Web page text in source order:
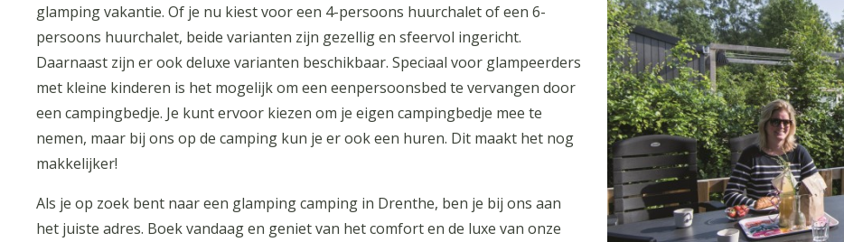
glamping vakantie. Of je nu kiest voor een 4-persoons huurchalet of een 6-
persoons huurchalet, beide varianten zijn gezellig en sfeervol ingericht.
Daarnaast zijn er ook deluxe varianten beschikbaar. Speciaal voor glampeerders
met kleine kinderen is het mogelijk om een eenpersoonsbed te vervangen door
een campingbedje. Je kunt ervoor kiezen om je eigen campingbedje mee te
nemen, maar bij ons op de camping kun je er ook een huren. Dit maakt het nog
makkelijker!
Als je op zoek bent naar een glamping camping in Drenthe, ben je bij ons aan
het juiste adres. Boek vandaag en geniet van het comfort en de luxe van onze